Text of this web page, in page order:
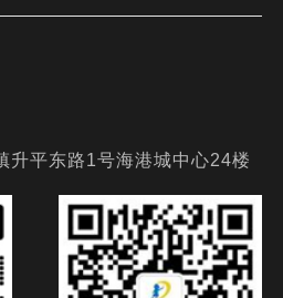
升平东路1号海港城中心24楼